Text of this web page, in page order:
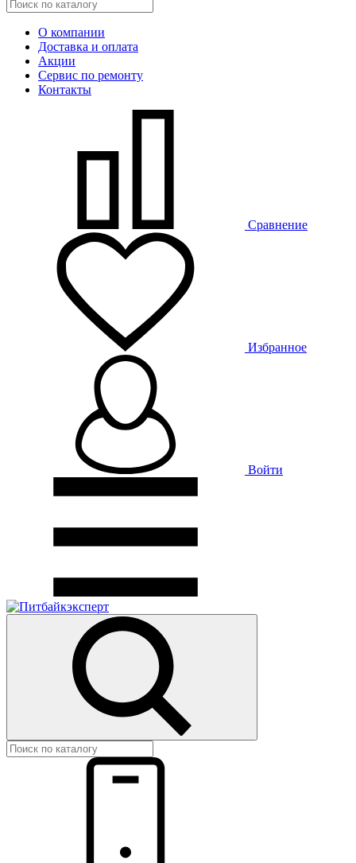
О компании
Доставка и оплата
Акции
Сервис по ремонту
Контакты
Сравнение
Избранное
Войти